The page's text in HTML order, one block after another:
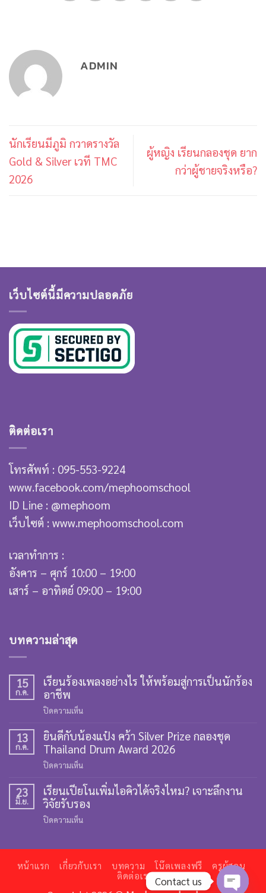
ADMIN
นักเรียนมีภูมิ กวาดรางวัล
Gold & Silver เวที TMC
2026
ผู้หญิง เรียนกลองชุด ยาก
กว่าผู้ชายจริงหรือ?
เว็บไซต์นี้มีความปลอดภัย
ติดต่อเรา
โทรศัพท์ : 095-553-9224
www.facebook.com/mephoomschool
ID Line : @mephoom
เว็บไซต์ : www.mephoomschool.com
เวลาทำการ :
อังคาร – ศุกร์ 10:00 – 19:00
เสาร์ – อาทิตย์ 09:00 – 19:00
บทความล่าสุด
15
ก.ค.
เรียนร้องเพลงอย่างไร ให้พร้อมสู่การเป็นนักร้อง
อาชีพ
ปิดความเห็น
ร้อง
เพลง
พร้อม
สู่
การ
เป็น
ร้อง
อาชีพ
13
ก.ค.
ยินดีกับน้องแป๋ง คว้า Silver Prize กลองชุด
Thailand Drum Award 2026
ปิดความเห็น
กับ
น้อง
Prize
กลอง
Thailand
23
มิ.ย.
เรียนเปียโนเพิ่มไอคิวได้จริงไหม? เจาะลึกงาน
วิจัยรับรอง
ปิดความเห็น
เพิ่ม
หน้าแรก เกี่ยวกับเรา บทความ โน๊ตเพลงฟรี
ครูผู้สอน
ติดต่อเรา Contact us